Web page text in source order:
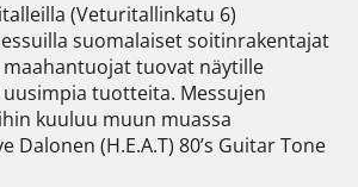
(Veturitallinkatu 6)
suomalaiset soitinrakentajat
maahantuojat tuovat näytille
tuotteita. Messujen
kuuluu muun muassa
Dalonen (H.E.A.T) 80’s Guitar Tone